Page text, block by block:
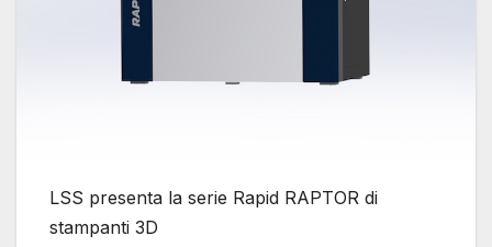
LSS presenta la serie Rapid RAPTOR di
stampanti 3D